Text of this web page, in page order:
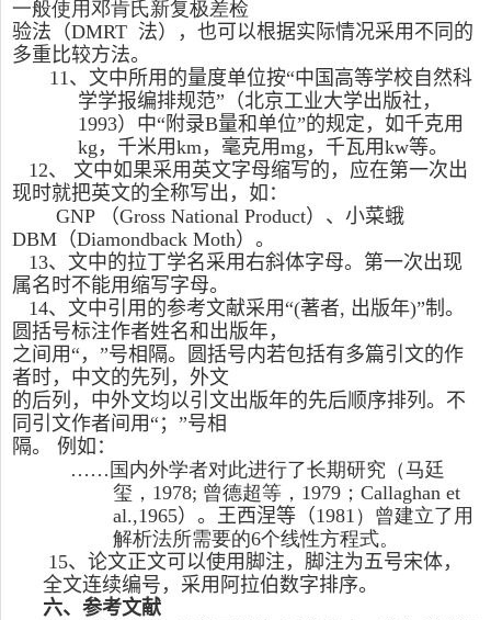
一般使用邓肯氏新复极差检
验法（DMRT 法），也可以根据实际情况采用不同的
多重比较方法。
11、文中所用的量度单位按“中国高等学校自然科
学学报编排规范”（北京工业大学出版社，
1993）中“附录B量和单位”的规定，如千克用
kg ，千米用km，毫克用mg ，千瓦用kw等。
12、 文中如果采用英文字母缩写的，应在第一次出
现时就把英文的全称写出，如：
GNP
（Gross National Product）、小菜蛾
DBM （Diamondback Moth）。
13、文中的拉丁学名采用右斜体字母。第一次出现
属名时不能用缩写字母。
14、文中引用的参考文献采用“(著者, 出版年)”制。
圆括号标注作者姓名和出版年，
之间用“，”号相隔。
圆括号内若包括有多篇引文的作
者时，中文的先列，外文
的后列，中外文均以引文出版年的先后顺序排列。不
同引文作者间用“；”号相
隔。 例如：
…… 国内外学者对此进行了长期研究（马廷
玺， 1978; 曾德超等， 1979 ；Callaghan et
al.,1965）。王西涅等 （1981 ）曾建立了用
解析法所需要的6个线性方程式。
15、论文正文可以使用脚注，脚注为五号宋体，
全文连续编号，采用阿拉伯数字排序。
六、参考文献